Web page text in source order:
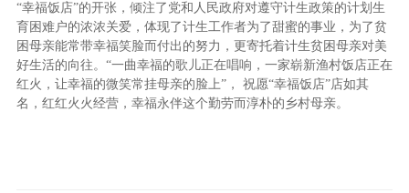
“幸福饭店”的开张，倾注了党和人民政府对遵守计生政策的计划生
育困难户的浓浓关爱，体现了计生工作者为了甜蜜的事业，为了贫
困母亲能常带幸福笑脸而付出的努力，更寄托着计生贫困母亲对美
好生活的向往。“一曲幸福的歌儿正在唱响，一家崭新渔村饭店正在
红火，让幸福的微笑常挂母亲的脸上”， 祝愿“幸福饭店”店如其
名，红红火火经营，幸福永伴这个勤劳而淳朴的乡村母亲。